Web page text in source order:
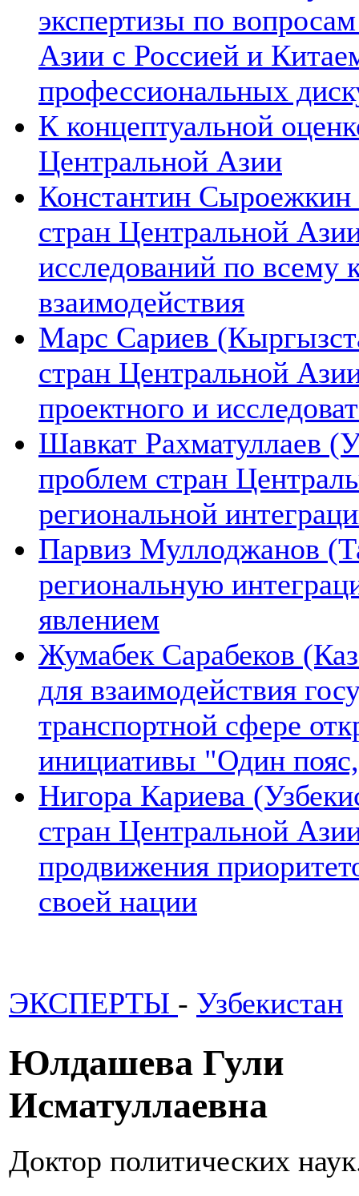
экспертизы по
Азии с Россией и
профессиональных
К концептуальной
Центральной Азии
Константин Сыроежкин
стран Центральной
исследований по всему
взаимодействия
Марс Сариев
стран Центральной
проектного и
Шавкат Рахматуллаев
проблем стран
региональной
Парвиз Муллоджанов
региональную
явлением
Жумабек Сарабеков
для взаимодействия
транспортной сфере
инициативы "Один
Нигора Кариева
стран Центральной
продвижения
своей нации
ЭКСПЕРТЫ - Узбекистан
Юлдашева Гули
Исматуллаевна
Доктор политических